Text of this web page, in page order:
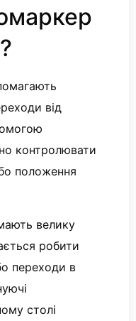
від
контролювати
положення
велику
робити
переходи в
столі